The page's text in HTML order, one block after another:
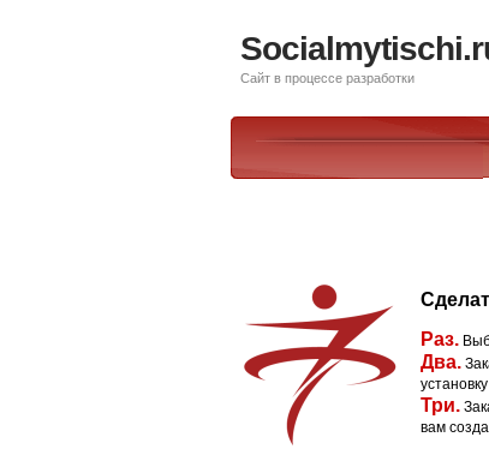
Сайт в процессе разработки
Раз.
Два.
Три.
вам